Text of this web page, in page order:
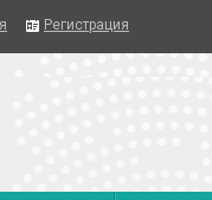
Регистрация